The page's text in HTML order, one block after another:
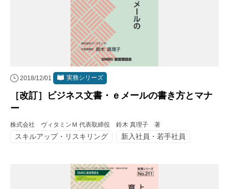
2018/12/01 実務シリーズ
［改訂］ビジネス文書・ｅメールの書き方とマナ
ー
株式会社 ヴィタミンＭ 代表取締役 鈴木 真理子 著
スキルアップ・リスキリング 新入社員・若手社員